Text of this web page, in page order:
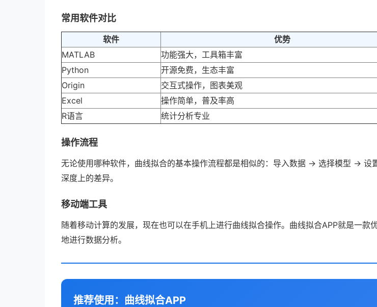
常用软件对比
软件 优势
MATLAB
功能强大，工具箱丰富
Python
开源免费，生态丰富
Origin
交互式操作，图表美观
Excel
操作简单，普及率高
R语言
统计分析专业
操作流程
无论使用哪种软件，曲线拟合的基本操作流程都是相似的：导入数据 → 选择模型 →
深度上的差异。
移动端工具
随着移动计算的发展，现在也可以在手机上进行曲线拟合操作。曲线拟合APP就是一
地进行数据分析。
推荐使用：曲线拟合APP